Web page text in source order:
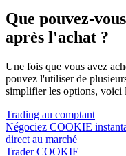
Que pouvez-
après l'achat ?
Une fois que vous avez
pouvez l'utiliser de
simplifier les options, voici
Trading au comptant
Négociez COOKIE
direct au marché
Trader COOKIE